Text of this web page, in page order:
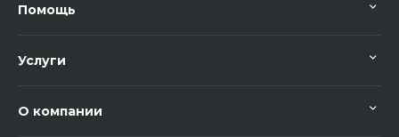
Помощь
Услуги
О компании